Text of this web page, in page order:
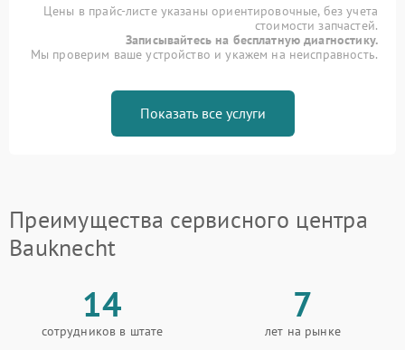
Цены в прайс-листе указаны ориентировочные, без учета
стоимости запчастей.
Записывайтесь на бесплатную диагностику.
Мы проверим ваше устройство и укажем на неисправность.
Показать все услуги
Преимущества сервисного центра
Bauknecht
14
сотрудников в штате
7
лет на рынке